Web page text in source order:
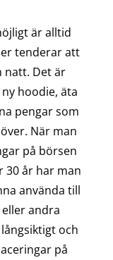
är alltid
tenderar att
natt. Det är
hoodie, äta
pengar som
När man
på börsen
30 år har man
använda till
andra
och
på